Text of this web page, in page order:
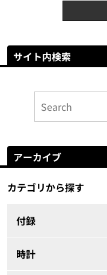
サイト内検索
アーカイブ
カテゴリから探す
付録
時計